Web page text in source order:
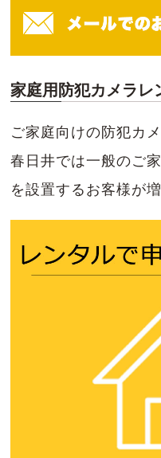
家庭用防犯カメラレ
ご家庭向けの防犯カ
春日井では一般のご
を設置するお客様が